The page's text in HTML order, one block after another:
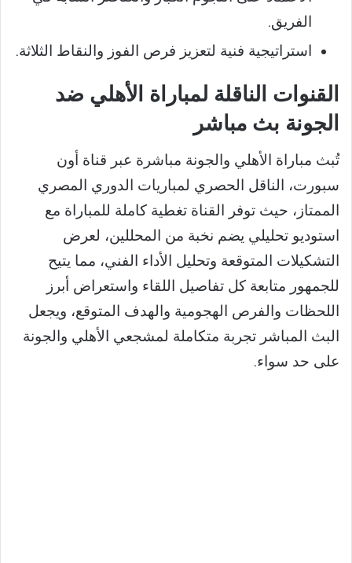
الفريق.
استراتيجية فنية لتعزيز فرص الفوز والنقاط الثلاثة.
القنوات الناقلة لمباراة الأهلي ضد
الجونة بث مباشر
تُبث مباراة الأهلي والجونة مباشرة عبر قناة أون
سبورت، الناقل الحصري لمباريات الدوري المصري
الممتاز، حيث توفر القناة تغطية كاملة للمباراة مع
استوديو تحليلي يضم نخبة من المحللين، لعرض
التشكيلات المتوقعة وتحليل الأداء الفني، مما يتيح
للجمهور متابعة كل تفاصيل اللقاء واستعراض أبرز
اللحظات والفرص الهجومية والهدف المتوقع، ويجعل
البث المباشر تجربة متكاملة لمشجعي الأهلي والجونة
على حد سواء.